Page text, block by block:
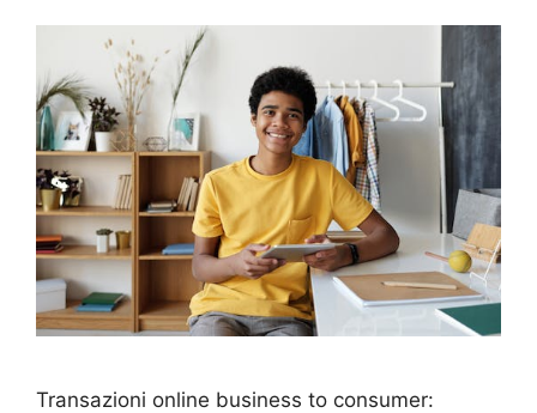
Transazioni online business to consumer: